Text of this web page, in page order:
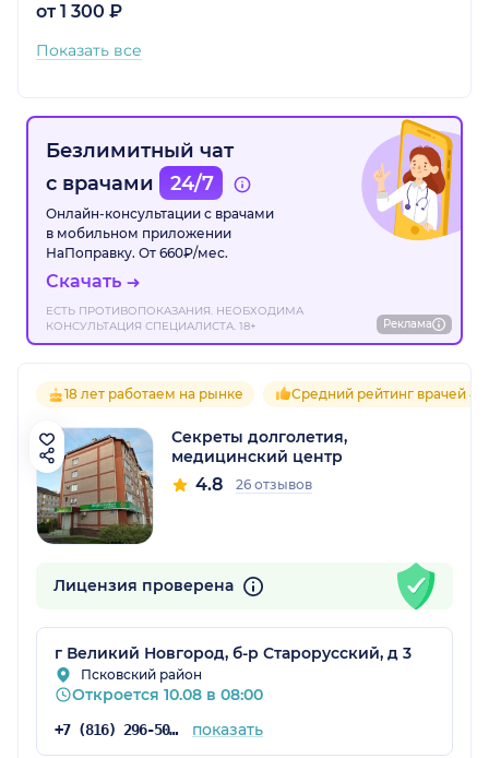
от 1 300 ₽
Показать все
Безлимитный чат
с врачами
24/7
Онлайн-консультации с врачами
в мобильном приложении
НаПоправку. От 660₽/мес.
Скачать
ЕСТЬ ПРОТИВОПОКАЗАНИЯ. НЕОБХОДИМА
КОНСУЛЬТАЦИЯ СПЕЦИАЛИСТА. 18+
Реклама
18 лет работаем на рынке Средний рейтинг врачей 4.8
Секреты долголетия,
медицинский центр
4.8 26 отзывов
Лицензия проверена
г Великий Новгород, б-р Старорусский, д 3
Псковский район
Откроется 10.08 в 08:00
+7 (816) 296-50-96 показать